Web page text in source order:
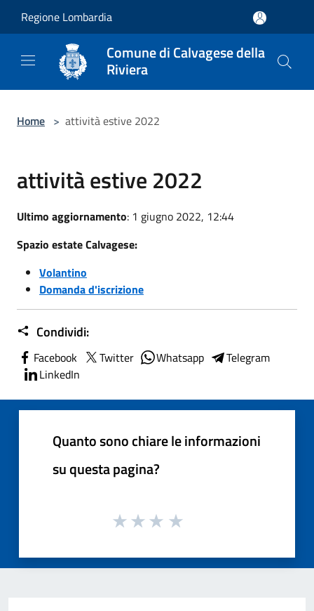
Regione Lombardia
Comune di Calvagese della
Riviera
Home > attività estive 2022
attività estive 2022
Ultimo aggiornamento: 1 giugno 2022, 12:44
Spazio estate Calvagese:
Volantino
Domanda d'iscrizione
Condividi:
Facebook Twitter Whatsapp
Telegram
LinkedIn
Quanto sono chiare le informazioni
su questa pagina?